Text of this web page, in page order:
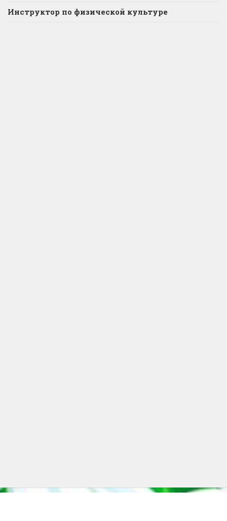
Инструктор по физической культуре